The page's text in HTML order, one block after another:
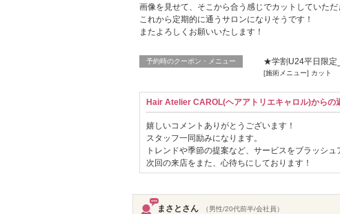
画像を見せて、そこから合う感じでカットしていただ
これから定期的に通うサロンになりそうです！
またよろしくお願いいたします！
予約時のクーポン・メニュー ★学割U24平日限定
[施術メニュー] カット
Hair Atelier CAROL(ヘアアトリエキャロル)からの
嬉しいコメントありがとうございます！
スタッフ一同励みになります。
トレンドや季節の提案など、サービスをブラッシュ
次回の来店をまた、心待ちにしております！
まさとさん （男性/20代前半/会社員）